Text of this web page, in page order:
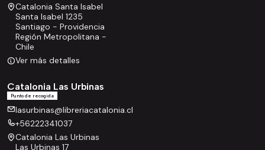
Catalonia Santa Isabel
Santa Isabel 1235
Santiago - Providencia
Región Metropolitana -
Chile
Ver más detalles
Catalonia Las Urbinas
Punto de recogida
lasurbinas@libreriacatalonia.cl
+56222341037
Catalonia Las Urbinas
Las Urbinas 17